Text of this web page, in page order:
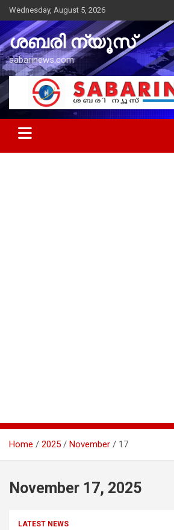
Skip
to
content
Wednesday, August 5, 2026
ശബരി ന്യൂസ്
sabarinews.com
Home 2025 November 17
November 17, 2025
LATEST NEWS